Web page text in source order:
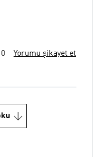
0 Yorumu şikayet et